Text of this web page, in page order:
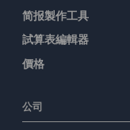
简报製作工具
試算表編輯器
價格
公司